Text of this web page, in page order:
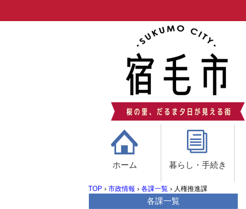
ホーム 暮らし・手続き
TOP › 市政情報 › 各課一覧 › 人権推進課
各課一覧